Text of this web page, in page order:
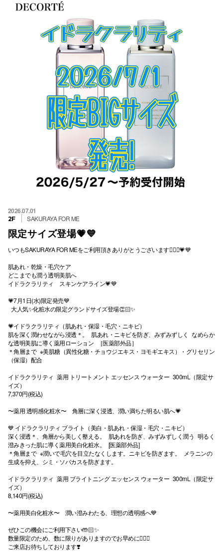
2026.07.01
2F SAKURAYA FOR ME
限定サイズ登場💗💙
いつもSAKURAYA FOR MEをご利用頂きありがとうございます💁🏻‍♀️💗💙
肌あれ・乾燥・毛穴ケア
どこまでも潤う透明美肌へ
イドラクラリティ スキンケアライン💗💙
💗7月1日(水)限定発売💙
大人気✨化粧水の限定グランドサイズ登場👏🏻✨
💗イドラクラリティ（肌あれ・保湿・毛穴・ニキビ）
肌を深く潤わせながら浸透＊。 肌あれ・ニキビを防ぎ、みずみずしく なめらか
な透明美肌に導く薬用ローション ［医薬部外品］
＊角層まで ※美肌糖（異性化糖・チョウジエキス・ヨモギエキス）・グリセリン
（保湿）配合
イドラクラリティ 薬用 トリートメント エッセンス ウォーター 300mL（限定サ
イズ）
7,370円(税込)
〜薬用 透明感化粧水〜 角層に深く浸透、潤い満ちた明るい肌へ💗
💙 イドラクラリティ ブライト（美白・肌あれ・保湿・毛穴・ニキビ）
深く浸透＊、角層から美しく整える。 肌あれを防ぎ、みずみずしく潤う 明るく
澄みきった肌に導く薬用美白化粧水。 [医薬部外品]
＊角層まで ※潤いで毛穴を目立たなくします。ニキビを防ぎます。 メラニンの
生成を抑え、シミ・ソバカスを防ぎます。
イドラクラリティ 薬用 ブライトニング エッセンス ウォーター 300mL（限定サ
イズ）
8,140円(税込)
〜薬用美白化粧水〜 潤い澄みわたる、理想の透明感へ💙
ぜひこの機会にご利用下さい🤲🏻✨
数量限定のため、数に限りがありますのでお早めに🙇🏻‍♀️
ご来店お待ちしております❣️